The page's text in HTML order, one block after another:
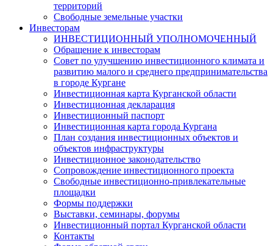
территорий
Свободные земельные участки
Инвесторам
ИНВЕСТИЦИОННЫЙ УПОЛНОМОЧЕННЫЙ
Обращение к инвесторам
Совет по улучшению инвестиционного климата и
развитию малого и среднего предпринимательства
в городе Кургане
Инвестиционная карта Курганской области
Инвестиционная декларация
Инвестиционный паспорт
Инвестиционная карта города Кургана
План создания инвестиционных объектов и
объектов инфраструктуры
Инвестиционное законодательство
Сопровождение инвестиционного проекта
Свободные инвестиционно-привлекательные
площадки
Формы поддержки
Выставки, семинары, форумы
Инвестиционный портал Курганской области
Контакты